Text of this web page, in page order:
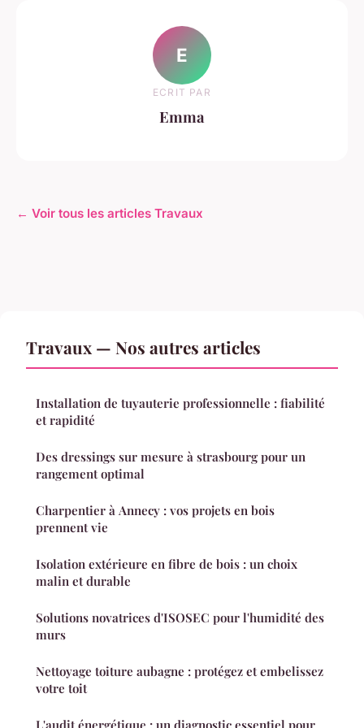
E
ECRIT PAR
Emma
← Voir tous les articles Travaux
Travaux — Nos autres articles
Installation de tuyauterie professionnelle : fiabilité
et rapidité
Des dressings sur mesure à strasbourg pour un
rangement optimal
Charpentier à Annecy : vos projets en bois
prennent vie
Isolation extérieure en fibre de bois : un choix
malin et durable
Solutions novatrices d'ISOSEC pour l'humidité des
murs
Nettoyage toiture aubagne : protégez et embelissez
votre toit
L'audit énergétique : un diagnostic essentiel pour